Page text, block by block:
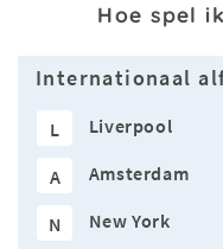
Hoe spel
Internationaal
L Liverpool
A Amsterdam
N New York